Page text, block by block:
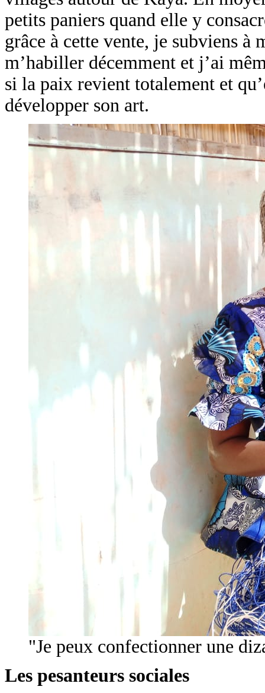
petits paniers quand elle y
grâce à cette vente, je subviens à
m’habiller décemment et j’ai
si la paix revient totalement et
développer son art.
"Je peux confectionner une
Les pesanteurs sociales